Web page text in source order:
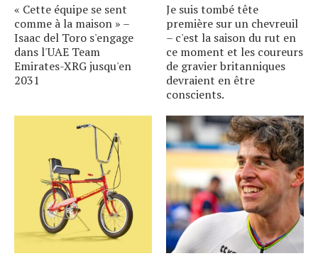
« Cette équipe se sent
comme à la maison » –
Isaac del Toro s'engage
dans l'UAE Team
Emirates-XRG jusqu'en
2031
Je suis tombé tête
première sur un chevreuil
– c'est la saison du rut en
ce moment et les coureurs
de gravier britanniques
devraient en être
conscients.